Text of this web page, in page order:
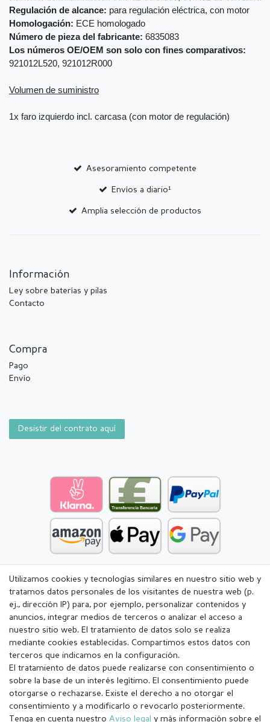
Regulación de alcance: para regulación eléctrica, con motor
Homologación: ECE homologado
Número de pieza del fabricante: 6835083
Los números OE/OEM son solo con fines comparativos:
921012L520, 921012R000
Volumen de suministro
1x faro izquierdo incl. carcasa (con motor de regulación)
Asesoramiento competente
Envíos a diario¹
Amplia selección de productos
Información
Ley sobre baterías y pilas
Contacto
Compra
Pago
Envío
Desistir del contrato aquí
Utilizamos cookies y tecnologías similares en nuestro sitio web y
tratamos datos personales de los visitantes de nuestra web (p.
ej., dirección IP) para, por ejemplo, personalizar contenidos y
anuncios, integrar medios de terceros o analizar el acceso a
nuestro sitio web. El tratamiento de datos solo se realiza
mediante cookies establecidas. Compartimos estos datos con
terceros que indicamos en la configuración.
El tratamiento de datos puede realizarse con consentimiento o
sobre la base de un interés legítimo. El consentimiento puede
otorgarse o rechazarse. Existe el derecho a no otorgar el
consentimiento y a modificarlo o revocarlo posteriormente.
Tenga en cuenta nuestro Aviso legal y más información sobre el